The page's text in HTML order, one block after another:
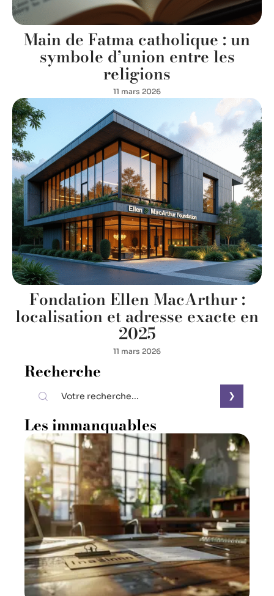
Main de Fatma catholique : un
symbole d’union entre les
religions
11 mars 2026
Fondation Ellen MacArthur :
localisation et adresse exacte en
2025
11 mars 2026
Recherche
Les immanquables